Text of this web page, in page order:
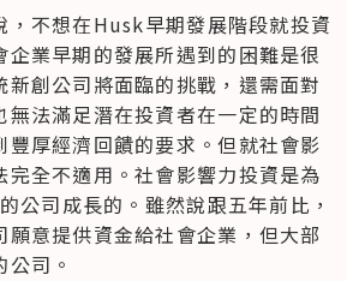
，不想在Husk早期發展階段就投資
企業早期的發展所遇到的困難是很
創公司將面臨的挑戰，還需面對
法滿足潛在投資者在一定的時間
豐厚經濟回饋的要求。但就社會影
完全不適用。社會影響力投資是為
公司成長的。雖然說跟五年前比，
意提供資金給社會企業，但大部
司。